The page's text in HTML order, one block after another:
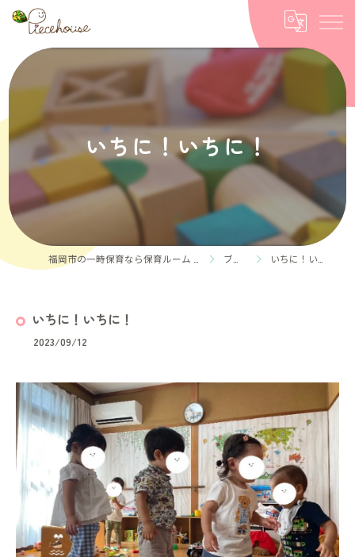
いちに！いちに！
ブログ いちに！いちに！
いちに！いちに！
2023/09/12